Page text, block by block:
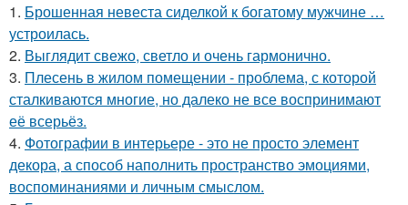
1. Брошенная невеста сиделкой к богатому мужчине …
устроилась.
2. Выглядит свежо, светло и очень гармонично.
3. Плесень в жилом помещении - проблема, с которой
сталкиваются многие, но далеко не все воспринимают
её всерьёз.
4. Фотографии в интерьере - это не просто элемент
декора, а способ наполнить пространство эмоциями,
воспоминаниями и личным смыслом.